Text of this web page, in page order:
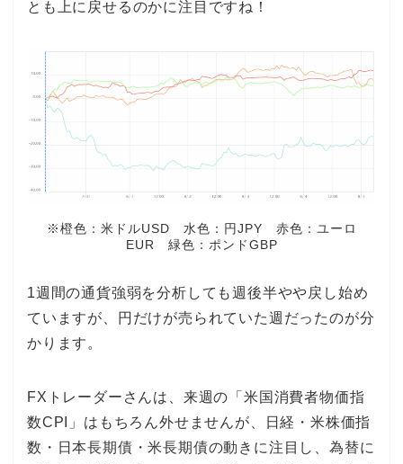
とも上に戻せるのかに注目ですね！
※橙色：米ドルUSD 水色：円JPY 赤色：ユーロ
EUR 緑色：ポンドGBP
1週間の通貨強弱を分析しても週後半やや戻し始め
ていますが、円だけが売られていた週だったのが分
かります。
FXトレーダーさんは、来週の「米国消費者物価指
数CPI」はもちろん外せませんが、日経・米株価指
数・日本長期債・米長期債の動きに注目し、為替に